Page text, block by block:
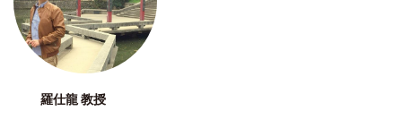
羅仕龍 教授